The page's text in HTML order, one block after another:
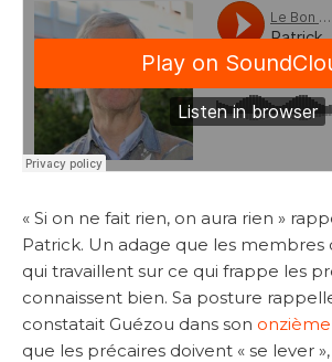
« Si on ne fait rien, on aura rien »
Patrick. Un adage que les membres
qui travaillent sur ce qui frappe les
connaissent bien. Sa posture
constatait Guézou dans son
que les précaires doivent « se lever